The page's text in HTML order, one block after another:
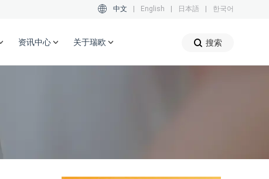
中文 English 日本語 한국어
资讯中心 关于瑞欧 搜索